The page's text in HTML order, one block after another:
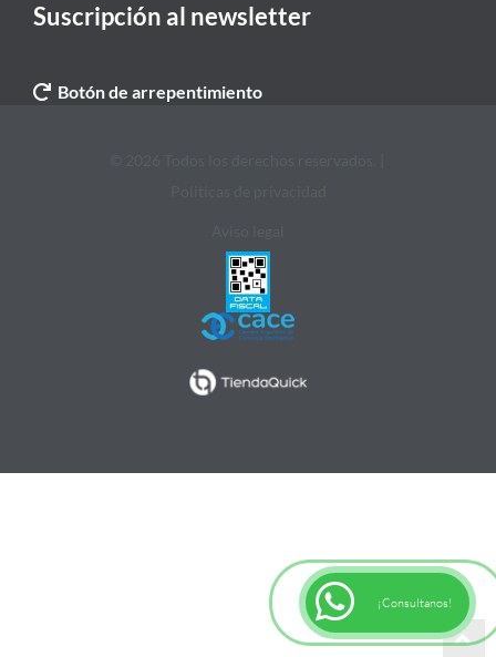
Suscripción al newsletter
Botón de arrepentimiento
¡Consultanos!